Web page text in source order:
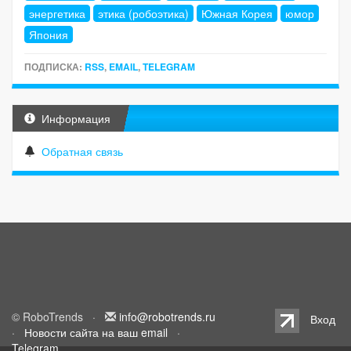
энергетика этика (робоэтика) Южная Корея
юмор
Япония
ПОДПИСКА: RSS, EMAIL,TELEGRAM
Информация
Обратная связь
© RoboTrends ·
info@robotrends.ru
· Новости сайта на ваш email ·
Telegram
Вход